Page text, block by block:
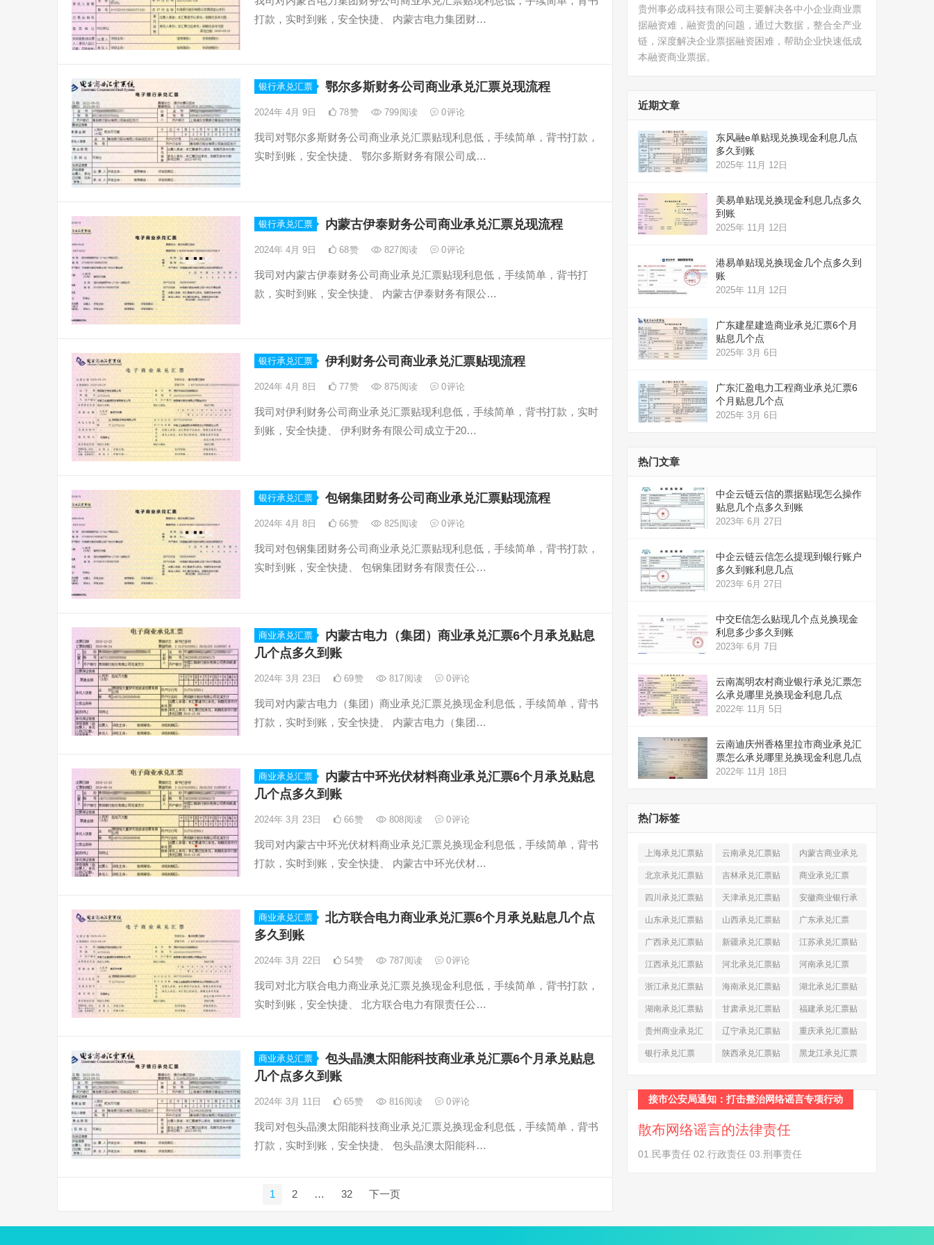
打款，实时到账，安全快捷、 内蒙古电力集团财…
银行承兑汇票 鄂尔多斯财务公司商业承兑汇票兑现流程
2024年 4月 9日 78赞 799阅读 0评论
我司对鄂尔多斯财务公司商业承兑汇票贴现利息低，手续简单，背书打款，
实时到账，安全快捷、 鄂尔多斯财务有限公司成…
银行承兑汇票 内蒙古伊泰财务公司商业承兑汇票兑现流程
2024年 4月 9日 68赞 827阅读 0评论
我司对内蒙古伊泰财务公司商业承兑汇票贴现利息低，手续简单，背书打
款，实时到账，安全快捷、 内蒙古伊泰财务有限公…
银行承兑汇票 伊利财务公司商业承兑汇票贴现流程
2024年 4月 8日 77赞 875阅读 0评论
我司对伊利财务公司商业承兑汇票贴现利息低，手续简单，背书打款，实时
到账，安全快捷、 伊利财务有限公司成立于20…
银行承兑汇票 包钢集团财务公司商业承兑汇票贴现流程
2024年 4月 8日 66赞 825阅读 0评论
我司对包钢集团财务公司商业承兑汇票贴现利息低，手续简单，背书打款，
实时到账，安全快捷、 包钢集团财务有限责任公…
商业承兑汇票
内蒙古电力（集团）商业承兑汇票6个月承兑贴息
几个点多久到账
2024年 3月 23日 69赞 817阅读 0评论
我司对内蒙古电力（集团）商业承兑汇票兑换现金利息低，手续简单，背书
打款，实时到账，安全快捷、 内蒙古电力（集团…
商业承兑汇票
内蒙古中环光伏材料商业承兑汇票6个月承兑贴息
几个点多久到账
2024年 3月 23日 66赞 808阅读 0评论
我司对内蒙古中环光伏材料商业承兑汇票兑换现金利息低，手续简单，背书
打款，实时到账，安全快捷、 内蒙古中环光伏材…
商业承兑汇票
北方联合电力商业承兑汇票6个月承兑贴息几个点
多久到账
2024年 3月 22日 54赞 787阅读 0评论
我司对北方联合电力商业承兑汇票兑换现金利息低，手续简单，背书打款，
实时到账，安全快捷、 北方联合电力有限责任公…
商业承兑汇票
包头晶澳太阳能科技商业承兑汇票6个月承兑贴息
几个点多久到账
2024年 3月 11日 65赞 816阅读 0评论
我司对包头晶澳太阳能科技商业承兑汇票兑换现金利息低，手续简单，背书
打款，实时到账，安全快捷、 包头晶澳太阳能科…
1 2 … 32 下一页
贵州事必成科技有限公司主要解决各中小企业商业票
据融资难，融资贵的问题，通过大数据，整合全产业
链，深度解决企业票据融资困难，帮助企业快速低成
本融资商业票据。
近期文章
东风融e单贴现兑换现金利息几点
多久到账
2025年 11月 12日
美易单贴现兑换现金利息几点多久
到账
2025年 11月 12日
港易单贴现兑换现金几个点多久到
账
2025年 11月 12日
广东建星建造商业承兑汇票6个月
贴息几个点
2025年 3月 6日
广东汇盈电力工程商业承兑汇票6
个月贴息几个点
2025年 3月 6日
热门文章
中企云链云信的票据贴现怎么操作
贴息几个点多久到账
2023年 6月 27日
中企云链云信怎么提现到银行账户
多久到账利息几点
2023年 6月 27日
中交E信怎么贴现几个点兑换现金
利息多少多久到账
2023年 6月 7日
云南嵩明农村商业银行承兑汇票怎
么承兑哪里兑换现金利息几点
2022年 11月 5日
云南迪庆州香格里拉市商业承兑汇
票怎么承兑哪里兑换现金利息几点
2022年 11月 18日
热门标签
上海承兑汇票贴
现(520)
云南承兑汇票贴
现(324)
内蒙古商业承兑
汇票(316)
北京承兑汇票贴
现 (912)
吉林承兑汇票贴
现(123)
商业承兑汇票
(225)
四川承兑汇票贴
现(790)
天津承兑汇票贴
现(242)
安徽商业银行承
兑汇票 (565)
山东承兑汇票贴
现(874)
山西承兑汇票贴
现(463)
广东承兑汇票
(979)
广西承兑汇票贴
现(278)
新疆承兑汇票贴
现(264)
江苏承兑汇票贴
现(774)
江西承兑汇票贴
现(366)
河北承兑汇票贴
现(374)
河南承兑汇票
(518)
浙江承兑汇票贴
现(691)
海南承兑汇票贴
现(145)
湖北承兑汇票贴
现(587)
湖南承兑汇票贴
现(453)
甘肃承兑汇票贴
现(194)
福建承兑汇票贴
现(945)
贵州商业承兑汇
票(284)
辽宁承兑汇票贴
现(344)
重庆承兑汇票贴
现(232)
银行承兑汇票
陕西承兑汇票贴
黑龙江承兑汇票
接市公安局通知：打击整治网络谣言专项行动
散布网络谣言的法律责任
01.民事责任 02.行政责任 03.刑事责任